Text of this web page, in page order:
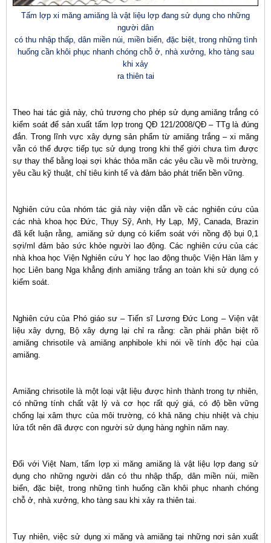
Tấm lợp xi măng amiăng là vật liệu lợp đang sử dụng cho những
người dân
có thu nhập thấp, dân miền núi, miền biển, đặc biệt, trong những tình
huống cần khôi phục nhanh chóng chỗ ở, nhà xưởng, kho tàng sau
khi xảy
ra thiên tai
Theo hai tác giả này, chủ trương cho phép sử dụng amiăng trắng có
kiểm soát để sản xuất tấm lợp trong QĐ 121/2008/QĐ – TTg là đúng
đắn. Trong lĩnh vực xây dựng sản phẩm từ amiăng trắng – xi măng
vẫn có thể được tiếp tục sử dụng trong khi thế giới chưa tìm được
sự thay thế bằng loại sợi khác thỏa mãn các yêu cầu về môi trường,
yêu cầu kỹ thuật, chỉ tiêu kinh tế và đảm bảo phát triển bền vững.
Nghiên cứu của nhóm tác giả này viện dẫn về các nghiên cứu của
các nhà khoa học Đức, Thụy Sỹ, Anh, Hy Lạp, Mỹ, Canada, Brazin
đã kết luận rằng, amiăng sử dụng có kiểm soát với nồng độ bụi 0,1
sợi/ml đảm bảo sức khỏe người lao động. Các nghiên cứu của các
nhà khoa học Viện Nghiên cứu Y học lao động thuộc Viện Hàn lâm y
học Liên bang Nga khẳng định amiăng trắng an toàn khi sử dụng có
kiểm soát.
Nghiên cứu của Phó giáo sư – Tiến sĩ Lương Đức Long – Viện vật
liệu xây dựng, Bộ xây dựng lại chỉ ra rằng: cần phải phân biệt rõ
amiăng chrisotile và amiăng anphibole khi nói về tính độc hại của
amiăng.
Amiăng chrisotile là một loại vật liệu được hình thành trong tự nhiên,
có những tính chất vật lý và cơ học rất quý giá, có độ bền vững
chống lại xâm thực của môi trường, có khả năng chịu nhiệt và chịu
lửa tốt nên đã được con người sử dụng hàng nghìn năm nay.
Đối với Việt Nam, tấm lợp xi măng amiăng là vật liệu lợp đang sử
dụng cho những người dân có thu nhập thấp, dân miền núi, miền
biển, đặc biệt, trong những tình huống cần khôi phục nhanh chóng
chỗ ở, nhà xưởng, kho tàng sau khi xảy ra thiên tai.
Tuy nhiên, việc sử dụng xi măng và amiăng tại những nơi sản xuất